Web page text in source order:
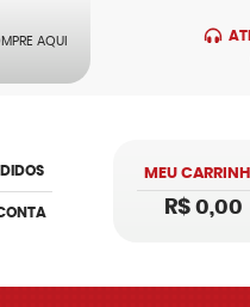
AQUI
MEU
R$ 0,00